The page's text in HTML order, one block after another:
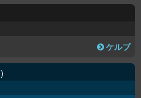
ケルブ